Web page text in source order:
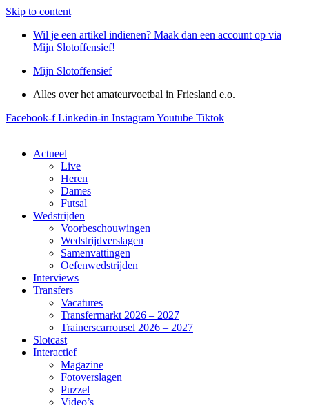
Skip to content
Wil je een artikel indienen? Maak dan een account op via
Mijn Slotoffensief!
Mijn Slotoffensief
Alles over het amateurvoetbal in Friesland e.o.
Facebook-f Linkedin-in InstagramYoutube Tiktok
Actueel
Live
Heren
Dames
Futsal
Wedstrijden
Voorbeschouwingen
Wedstrijdverslagen
Samenvattingen
Oefenwedstrijden
Interviews
Transfers
Vacatures
Transfermarkt 2026 – 2027
Trainerscarrousel 2026 – 2027
Slotcast
Interactief
Magazine
Fotoverslagen
Puzzel
Video’s